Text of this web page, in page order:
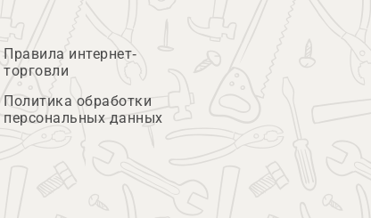
Правила интернет-
торговли
Политика обработки
персональных данных